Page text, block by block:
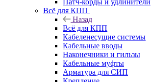
Патч-корды и удлинители
Всё для КПП
Назад
Всё для КПП
Кабеленесущие системы
Кабельные вводы
Наконечники и гильзы
Кабельные муфты
Арматура для СИП